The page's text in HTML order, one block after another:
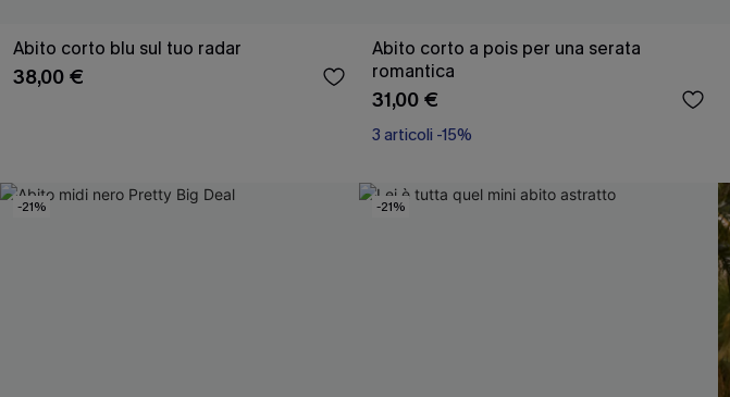
Abito corto blu sul tuo radar
38,00 €
Abito corto a pois per una serata
romantica
31,00 €
3 articoli -15%
-21% -21%